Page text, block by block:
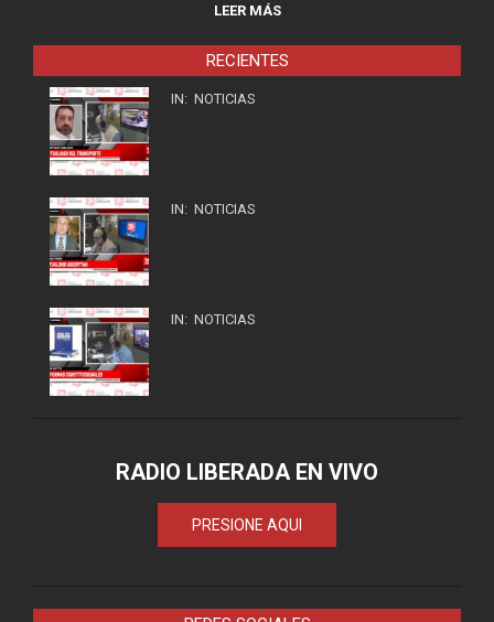
LEER MÁS
RECIENTES
IN: NOTICIAS
IN: NOTICIAS
IN: NOTICIAS
RADIO LIBERADA EN VIVO
PRESIONE AQUI